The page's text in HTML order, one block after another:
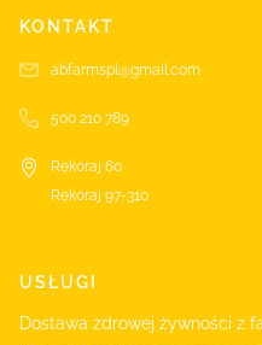
KONTAKT
abfarmspl@gmail.com
500 210 789
Rękoraj 60
Rękoraj 97-310
USŁUGI
Dostawa zdrowej żywności z